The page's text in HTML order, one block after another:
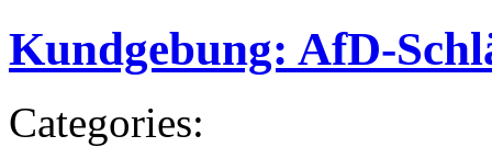
Kundgebung: AfD-
Categories: